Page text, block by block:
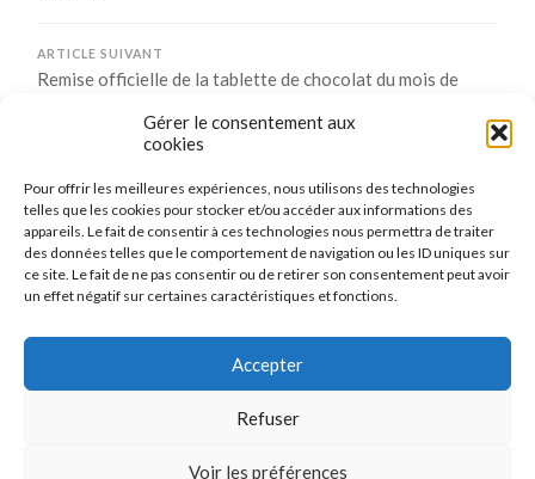
Gérer le consentement aux
cookies
Pour offrir les meilleures expériences, nous utilisons des technologies
telles que les cookies pour stocker et/ou accéder aux informations des
appareils. Le fait de consentir à ces technologies nous permettra de traiter
des données telles que le comportement de navigation ou les ID uniques sur
ce site. Le fait de ne pas consentir ou de retirer son consentement peut avoir
un effet négatif sur certaines caractéristiques et fonctions.
Accepter
Refuser
Voir les préférences
ARTICLE SUIVANT
Remise officielle de la tablette de chocolat du mois de
Comments are closed.
CONNEXION